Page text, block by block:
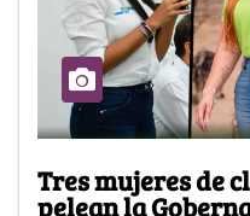
Tres mujeres de
pelean la